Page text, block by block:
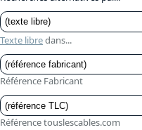
Texte libredans...
Référence Fabricant
Référence touslescables.com